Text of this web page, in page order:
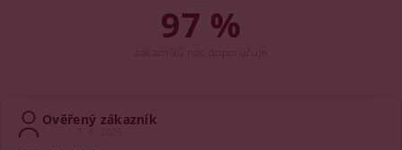
97 %
Ověřený zákazník
7. 8. 2026